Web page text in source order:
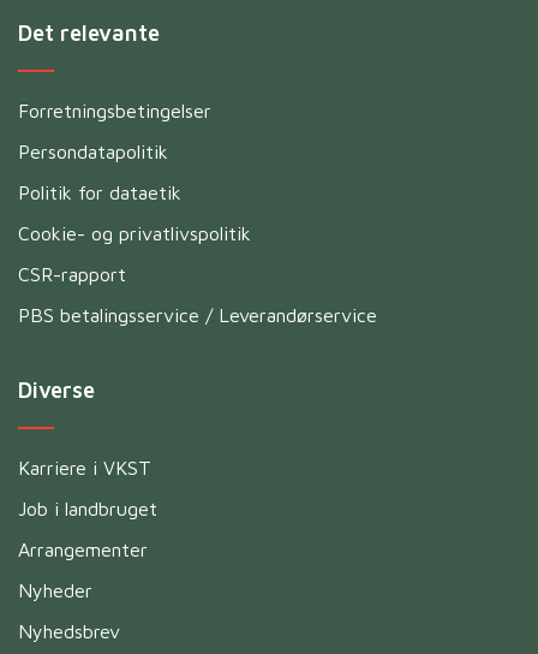
Det relevante
Forretningsbetingelser
Persondatapolitik
Politik for dataetik
Cookie- og privatlivspolitik
CSR-rapport
PBS betalingsservice / Leverandørservice
Diverse
Karriere i VKST
Job i landbruget
Arrangementer
Nyheder
Nyhedsbrev